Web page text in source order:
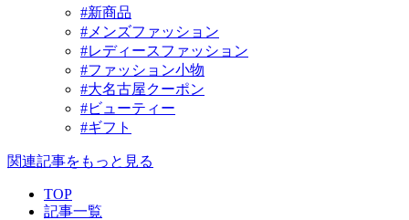
#新商品
#メンズファッション
#レディースファッション
#ファッション小物
#大名古屋クーポン
#ビューティー
#ギフト
関連記事をもっと見る
TOP
記事一覧